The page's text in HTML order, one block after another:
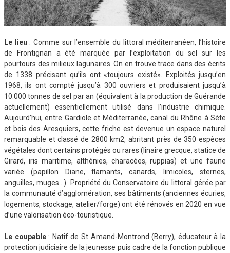
Le lieu : Comme sur l’ensemble du littoral méditerranéen, l’histoire
de Frontignan a été marquée par l’exploitation du sel sur les
pourtours des milieux lagunaires. On en trouve trace dans des écrits
de 1338 précisant qu’ils ont «toujours existé». Exploités jusqu’en
1968, ils ont compté jusqu’à 300 ouvriers et produisaient jusqu’à
10.000 tonnes de sel par an (équivalent à la production de Guérande
actuellement) essentiellement utilisé dans l’industrie chimique.
Aujourd’hui, entre Gardiole et Méditerranée, canal du Rhône à Sète
et bois des Aresquiers, cette friche est devenue un espace naturel
remarquable et classé de 2800 km2, abritant près de 350 espèces
végétales dont certains protégés ou rares (linaire grecque, statice de
Girard, iris maritime, althénies, characées, ruppias) et une faune
variée (papillon Diane, flamants, canards, limicoles, sternes,
anguilles, muges…). Propriété du Conservatoire du littoral gérée par
la communauté d’agglomération, ses bâtiments (anciennes écuries,
logements, stockage, atelier/forge) ont été rénovés en 2020 en vue
d’une valorisation éco-touristique.
Le coupable: Natif de St Amand-Montrond (Berry), éducateur à la
protection judiciaire de la jeunesse puis cadre de la fonction publique